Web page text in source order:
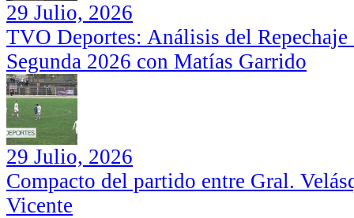
29 Julio, 2026
TVO Deportes: Análisis del
Segunda 2026 con Matías Garrido
29 Julio, 2026
Compacto del partido entre Gral.
Vicente